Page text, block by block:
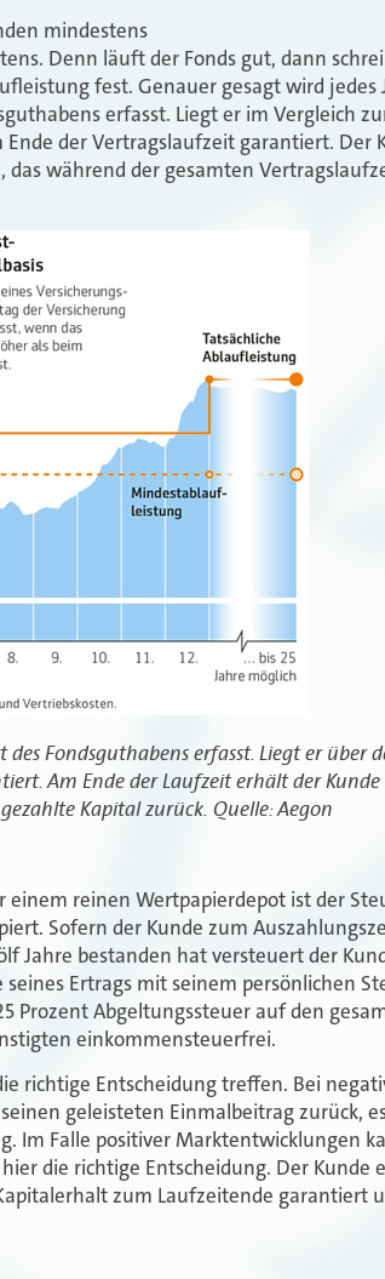
mindestens
Denn läuft der Fonds gut, dann
fest. Genauer gesagt wird jedes
erfasst. Liegt er im Vergleich
der Vertragslaufzeit garantiert. Der
das während der gesamten
Fondsguthabens erfasst. Liegt er über
Am Ende der Laufzeit erhält der
Kapital zurück.Quelle: Aegon
reinen Wertpapierdepot ist der
Sofern der Kunde zum
Jahre bestanden hat versteuert der
Ertrags mit seinem persönlichen
Prozent Abgeltungssteuer auf den
einkommensteuerfrei.
richtige Entscheidung treffen. Bei
geleisteten Einmalbeitrag zurück,
Im Falle positiver Marktentwicklungen
die richtige Entscheidung. Der Kunde
zum Laufzeitende garantiert